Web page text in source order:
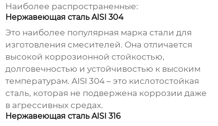
Наиболее распространенные:
Нержавеющая сталь AISI 304
Это наиболее популярная марка стали для
изготовления смесителей. Она отличается
высокой коррозионной стойкостью,
долговечностью и устойчивостью к высоким
температурам. AISI 304 – это кислотостойкая
сталь, которая не подвержена коррозии даже
в агрессивных средах.
Нержавеющая сталь AISI 316